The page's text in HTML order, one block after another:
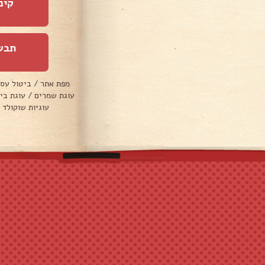
מפת אתר / ביטול
עוגת שמרים / עוגת
עוגיות